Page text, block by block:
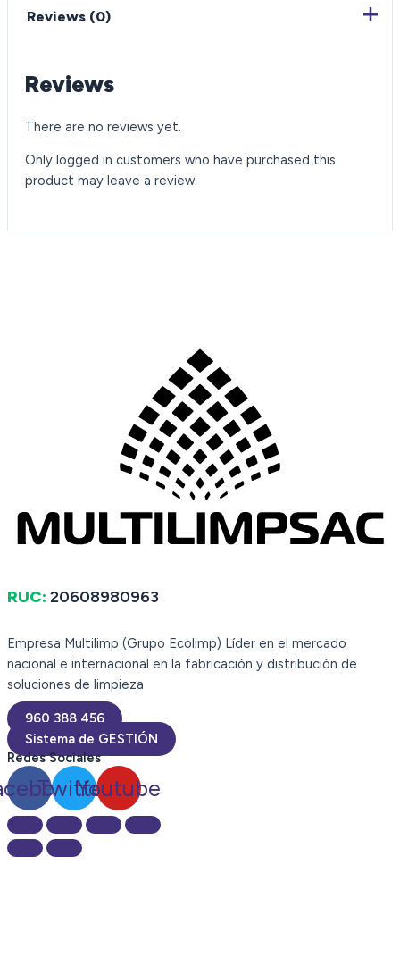
Reviews (0)
Reviews
There are no reviews yet.
Only logged in customers who have purchased this
product may leave a review.
RUC: 20608980963
Empresa Multilimp (Grupo Ecolimp) Líder en el mercado
nacional e internacional en la fabricación y distribución de
soluciones de limpieza
960 388 456
Sistema de GESTIÓN
Redes Sociales
TwitterYoutube